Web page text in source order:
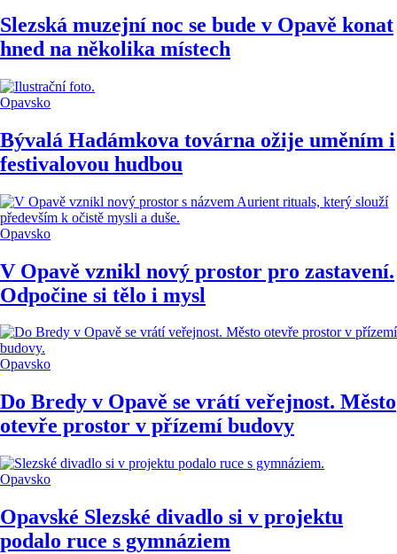
Slezská muzejní noc se bude v Opavě konat
hned na několika místech
Opavsko
Bývalá Hadámkova továrna ožije uměním i
festivalovou hudbou
Opavsko
V Opavě vznikl nový prostor pro zastavení.
Odpočine si tělo i mysl
Opavsko
Do Bredy v Opavě se vrátí veřejnost. Město
otevře prostor v přízemí budovy
Opavsko
Opavské Slezské divadlo si v projektu
podalo ruce s gymnáziem